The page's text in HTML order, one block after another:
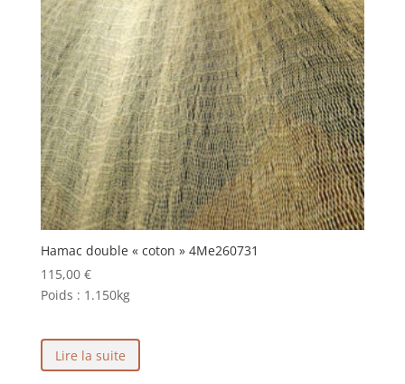
Hamac double « coton » 4Me260731
115,00 €
Poids : 1.150kg
Lire la suite